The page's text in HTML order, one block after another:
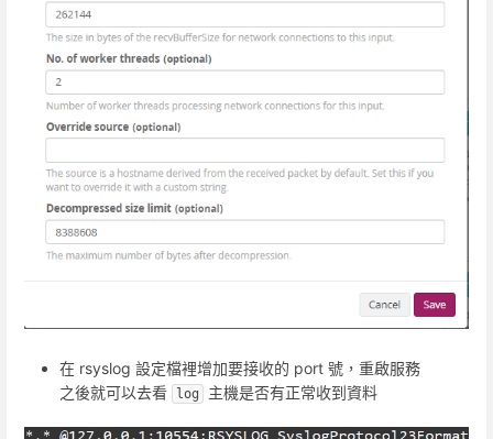
在 rsyslog 設定檔裡增加要接收的 port 號，重啟服務
之後就可以去看
log 主機是否有正常收到資料